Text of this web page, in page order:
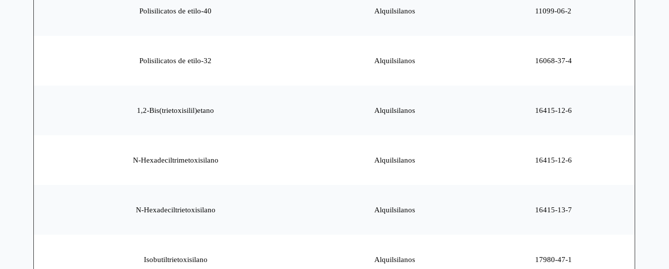
Polisilicatos de etilo-40 Alquilsilanos 11099-06-2
Polisilicatos de etilo-32 Alquilsilanos 16068-37-4
1,2-Bis(trietoxisilil)etano Alquilsilanos 16415-12-6
N-Hexadeciltrimetoxisilano Alquilsilanos 16415-12-6
N-Hexadeciltrietoxisilano Alquilsilanos 16415-13-7
Isobutiltrietoxisilano Alquilsilanos 17980-47-1